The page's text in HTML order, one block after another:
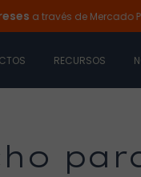
través de Mercado Pago
RECURSOS